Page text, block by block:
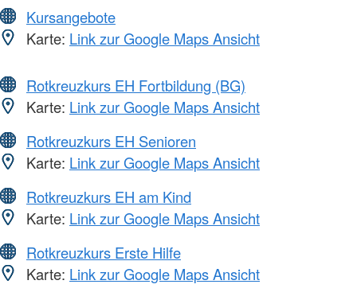
Kursangebote
Karte: Link zur Google Maps Ansicht
Rotkreuzkurs EH Fortbildung (BG)
Karte: Link zur Google Maps Ansicht
Rotkreuzkurs EH Senioren
Karte: Link zur Google Maps Ansicht
Rotkreuzkurs EH am Kind
Karte: Link zur Google Maps Ansicht
Rotkreuzkurs Erste Hilfe
Karte: Link zur Google Maps Ansicht